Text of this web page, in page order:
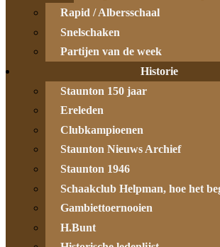
Rapid / Albersschaal
Snelschaken
Partijen van de week
Historie
Staunton 150 jaar
Ereleden
Clubkampioenen
Staunton Nieuws Archief
Staunton 1946
Schaakclub Helpman, hoe het
Gambiettoernooien
H.Bunt